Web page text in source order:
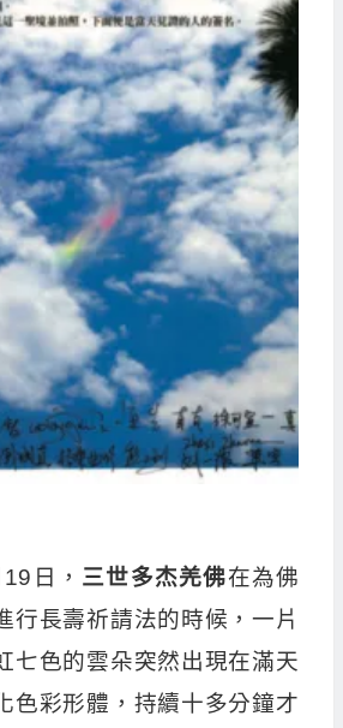
日， 三世多杰羌佛在為佛
行長壽祈請法的時候，一片
七色的雲朵突然出現在滿天
色彩形體，持續十多分鐘才